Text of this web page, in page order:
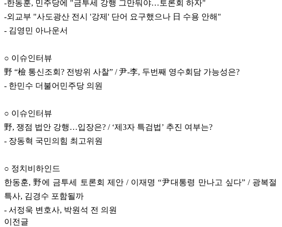
-한동훈, 민주당에 "금투세 강행 그만둬야…토론회 하자"
-외교부 "사도광산 전시 '강제' 단어 요구했으나 日 수용 안해"
- 김영민 아나운서
○ 이슈인터뷰
野 “檢 통신조회? 전방위 사찰” / 尹-李, 두번째 영수회담 가능성은?
- 한민수 더불어민주당 의원
○ 이슈인터뷰
野, 쟁점 법안 강행…입장은? / ‘제3자 특검법’ 추진 여부는?
- 장동혁 국민의힘 최고위원
○ 정치비하인드
한동훈, 野에 금투세 토론회 제안 / 이재명 “尹대통령 만나고 싶다” / 광복절
특사, 김경수 포함될까
- 서정욱 변호사, 박원석 전 의원
이전글